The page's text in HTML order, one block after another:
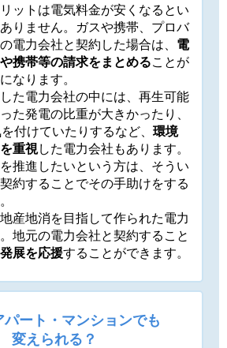
ットは電気料金が安くなるとい
りません。ガスや携帯、プロバ
電力会社と契約した場合は、 電
携帯等の請求をまとめることが
なります。
た電力会社の中には、再生可能
た発電の比重が大きかったり、
付けていたりするなど、 環境
重視した電力会社もあります。
推進したいという方は、そうい
約することでその手助けをする
産地消を目指して作られた電力
地元の電力会社と契約すること
展を応援することができます。
パート・マンションでも
変えられる？